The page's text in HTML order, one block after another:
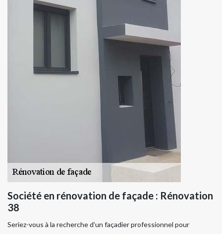
Société en rénovation de façade : Rénovation
38
Seriez-vous à la recherche d’un façadier professionnel pour